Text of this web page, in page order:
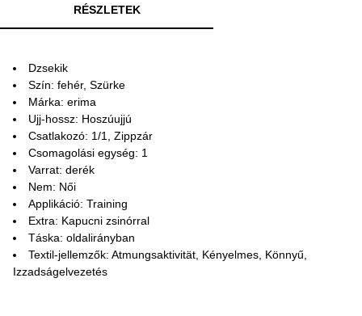
RÉSZLETEK
Dzsekik
Szín: fehér, Szürke
Márka: erima
Ujj-hossz: Hoszúujjú
Csatlakozó: 1/1, Zippzár
Csomagolási egység: 1
Varrat: derék
Nem: Női
Applikáció: Training
Extra: Kapucni zsinórral
Táska: oldalirányban
Textil-jellemzők: Atmungsaktivität, Kényelmes, Könnyű,
Izzadságelvezetés